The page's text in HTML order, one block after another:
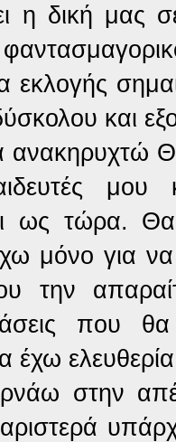
η δική μας
εκλογής
και
ανακηρυχτώ
μου
ως τώρα. Θα
μόνο για να
την
που
έχω
στην